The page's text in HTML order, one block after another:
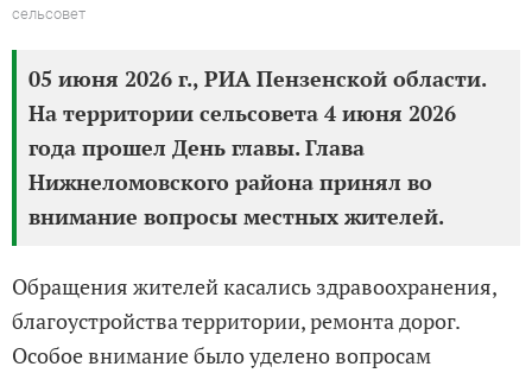
сельсовет
05 июня 2026 г., РИА Пензенской области.
На территории сельсовета 4 июня 2026
года прошел День главы. Глава
Нижнеломовского района принял во
внимание вопросы местных жителей.
Обращения жителей касались здравоохранения,
благоустройства территории, ремонта дорог.
Особое внимание было уделено вопросам